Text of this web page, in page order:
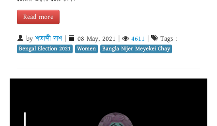
Read more
byশতাব্দী দাশ| 08 May, 2021 | 4611 | Tags :
Bengal Election 2021 Women Bangla Nijer Meyekei Chay